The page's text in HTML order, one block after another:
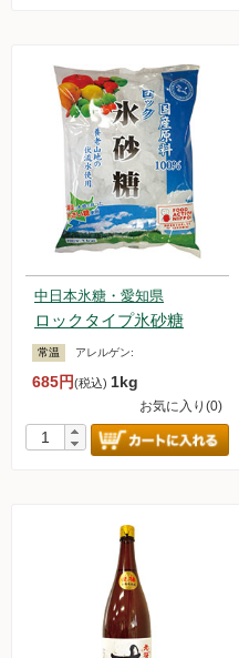
中日本氷糖・愛知県
ロックタイプ氷砂糖
常温 アレルゲン:
685円(税込) 1kg
お気に入り(0)